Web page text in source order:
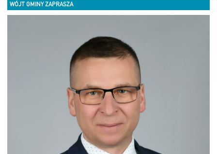
WÓJT GMINY ZAPRASZA